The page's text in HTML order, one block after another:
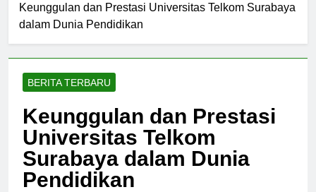
Keunggulan dan Prestasi Universitas Telkom Surabaya
dalam Dunia Pendidikan
BERITA TERBARU
Keunggulan dan Prestasi
Universitas Telkom
Surabaya dalam Dunia
Pendidikan